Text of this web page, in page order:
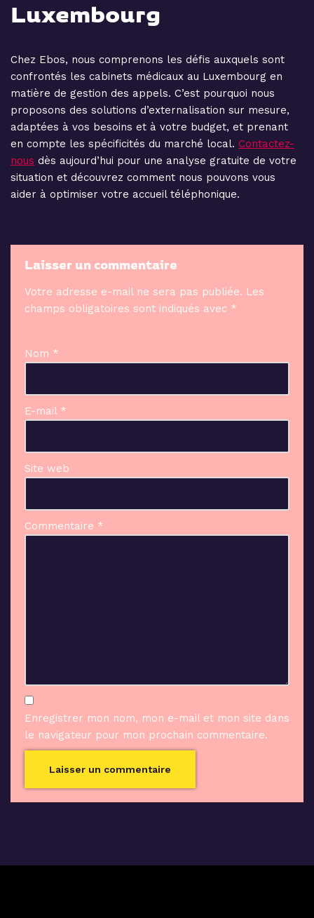
Luxembourg
Chez Ebos, nous comprenons les défis auxquels sont
confrontés les cabinets médicaux au Luxembourg en
matière de gestion des appels. C’est pourquoi nous
proposons des solutions d’externalisation sur mesure,
adaptées à vos besoins et à votre budget, et prenant
en compte les spécificités du marché local. Contactez-
nous dès aujourd’hui pour une analyse gratuite de votre
situation et découvrez comment nous pouvons vous
aider à optimiser votre accueil téléphonique.
Laisser un commentaire
Votre adresse e-mail ne sera pas publiée. Les
champs obligatoires sont indiqués avec *
Nom *
E-mail *
Site web
Commentaire *
Enregistrer mon nom, mon e-mail et mon site dans
le navigateur pour mon prochain commentaire.